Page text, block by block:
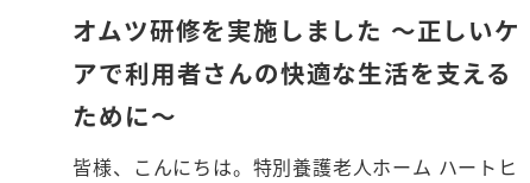
オムツ研修を実施しました ～正しいケ
アで利用者さんの快適な生活を支える
ために～
皆様、こんにちは。特別養護老人ホーム ハートヒ